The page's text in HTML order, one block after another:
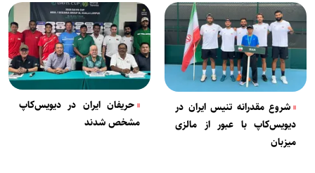
شروع مقدرانه تنیس ایران در
دیویس‌کاپ با عبور از مالزی
میزبان
حریفان ایران در دیویس‌کاپ
مشخص شدند